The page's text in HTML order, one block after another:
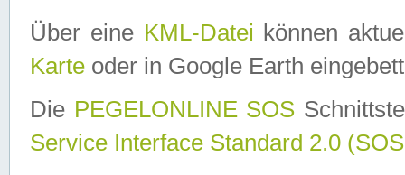
Über eine KML-Datei können
Karte oder in Google Earth
Die PEGELONLINE SOS
Service Interface Standard 2.0